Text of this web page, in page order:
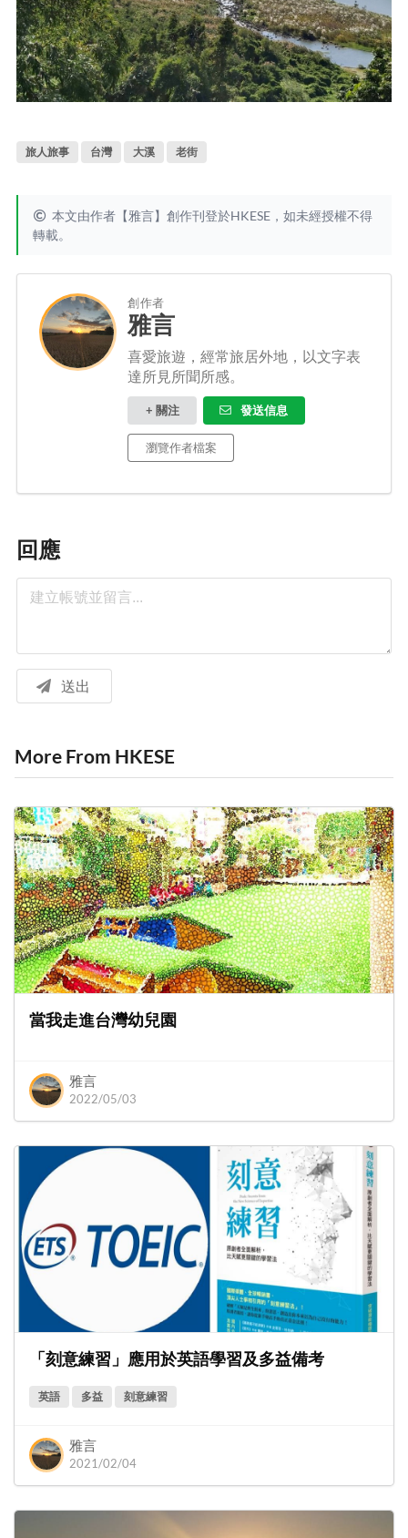
旅人旅事 台灣 大溪 老街
本文由作者【雅言】創作刊登於HKESE，如未經授權不得
轉載。
創作者
雅言
喜愛旅遊，經常旅居外地，以文字表
達所見所聞所感。
+ 關注 發送信息
瀏覽作者檔案
回應
送出
More From HKESE
當我走進台灣幼兒園
雅言
2022/05/03
「刻意練習」應用於英語學習及多益備考
英語 多益 刻意練習
雅言
2021/02/04